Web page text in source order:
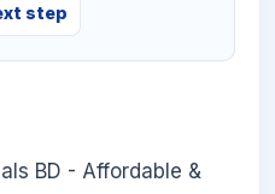
step
BD - Affordable &